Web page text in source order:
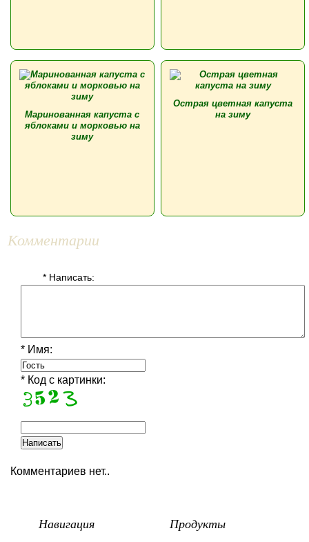
Маринованная капуста с
яблоками и морковью на
зиму
Острая цветная капуста
на зиму
Комментарии
* Написать:
* Имя:
* Код с картинки:
Комментариев нет..
Навигация Продукты